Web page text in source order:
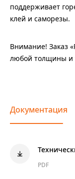
поддерживает
клей и саморезы.
Внимание! Заказ
любой толщины и
Документация
PDF